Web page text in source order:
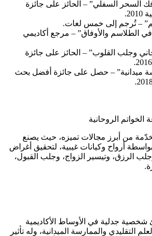
السحر السفلي” – الحائز على جائزة
الطلاسم والأوفاق” – مرجع أكاديمي
وجلب القلوب” – الحائز على جائزة
ميدانية” – حصل على جائزة أفضل بحث
الروحانية
من أبرز مجالات تميزه، حيث يصنع
أرواح وكيانات غيبية، لتحقيق أغراض
الرزق، وتيسير الزواج، وجلب القبول،
شخصية جدلية في الأوساط الأكاديمية
التقليدي والممارسة الميدانية، وله تأثير